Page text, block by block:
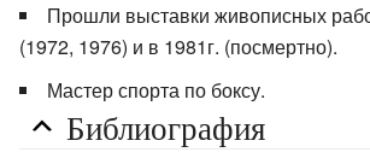
Прошли выставки живописных
(1972, 1976) и в 1981г. (посмертно).
Мастер спорта по боксу.
Библиография